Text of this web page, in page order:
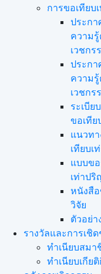
การขอเทีย
ประกา
ความ
เวชกร
ประก
ความ
เวชกร
ระเบี
ขอเที
แนวท
เทียบเ
แบบข
เท่าป
หนังสื
วิจัย
ตัวอย่
รางวัลและการเชิ
ทำเนียบสม
ทำเนียบเกีย